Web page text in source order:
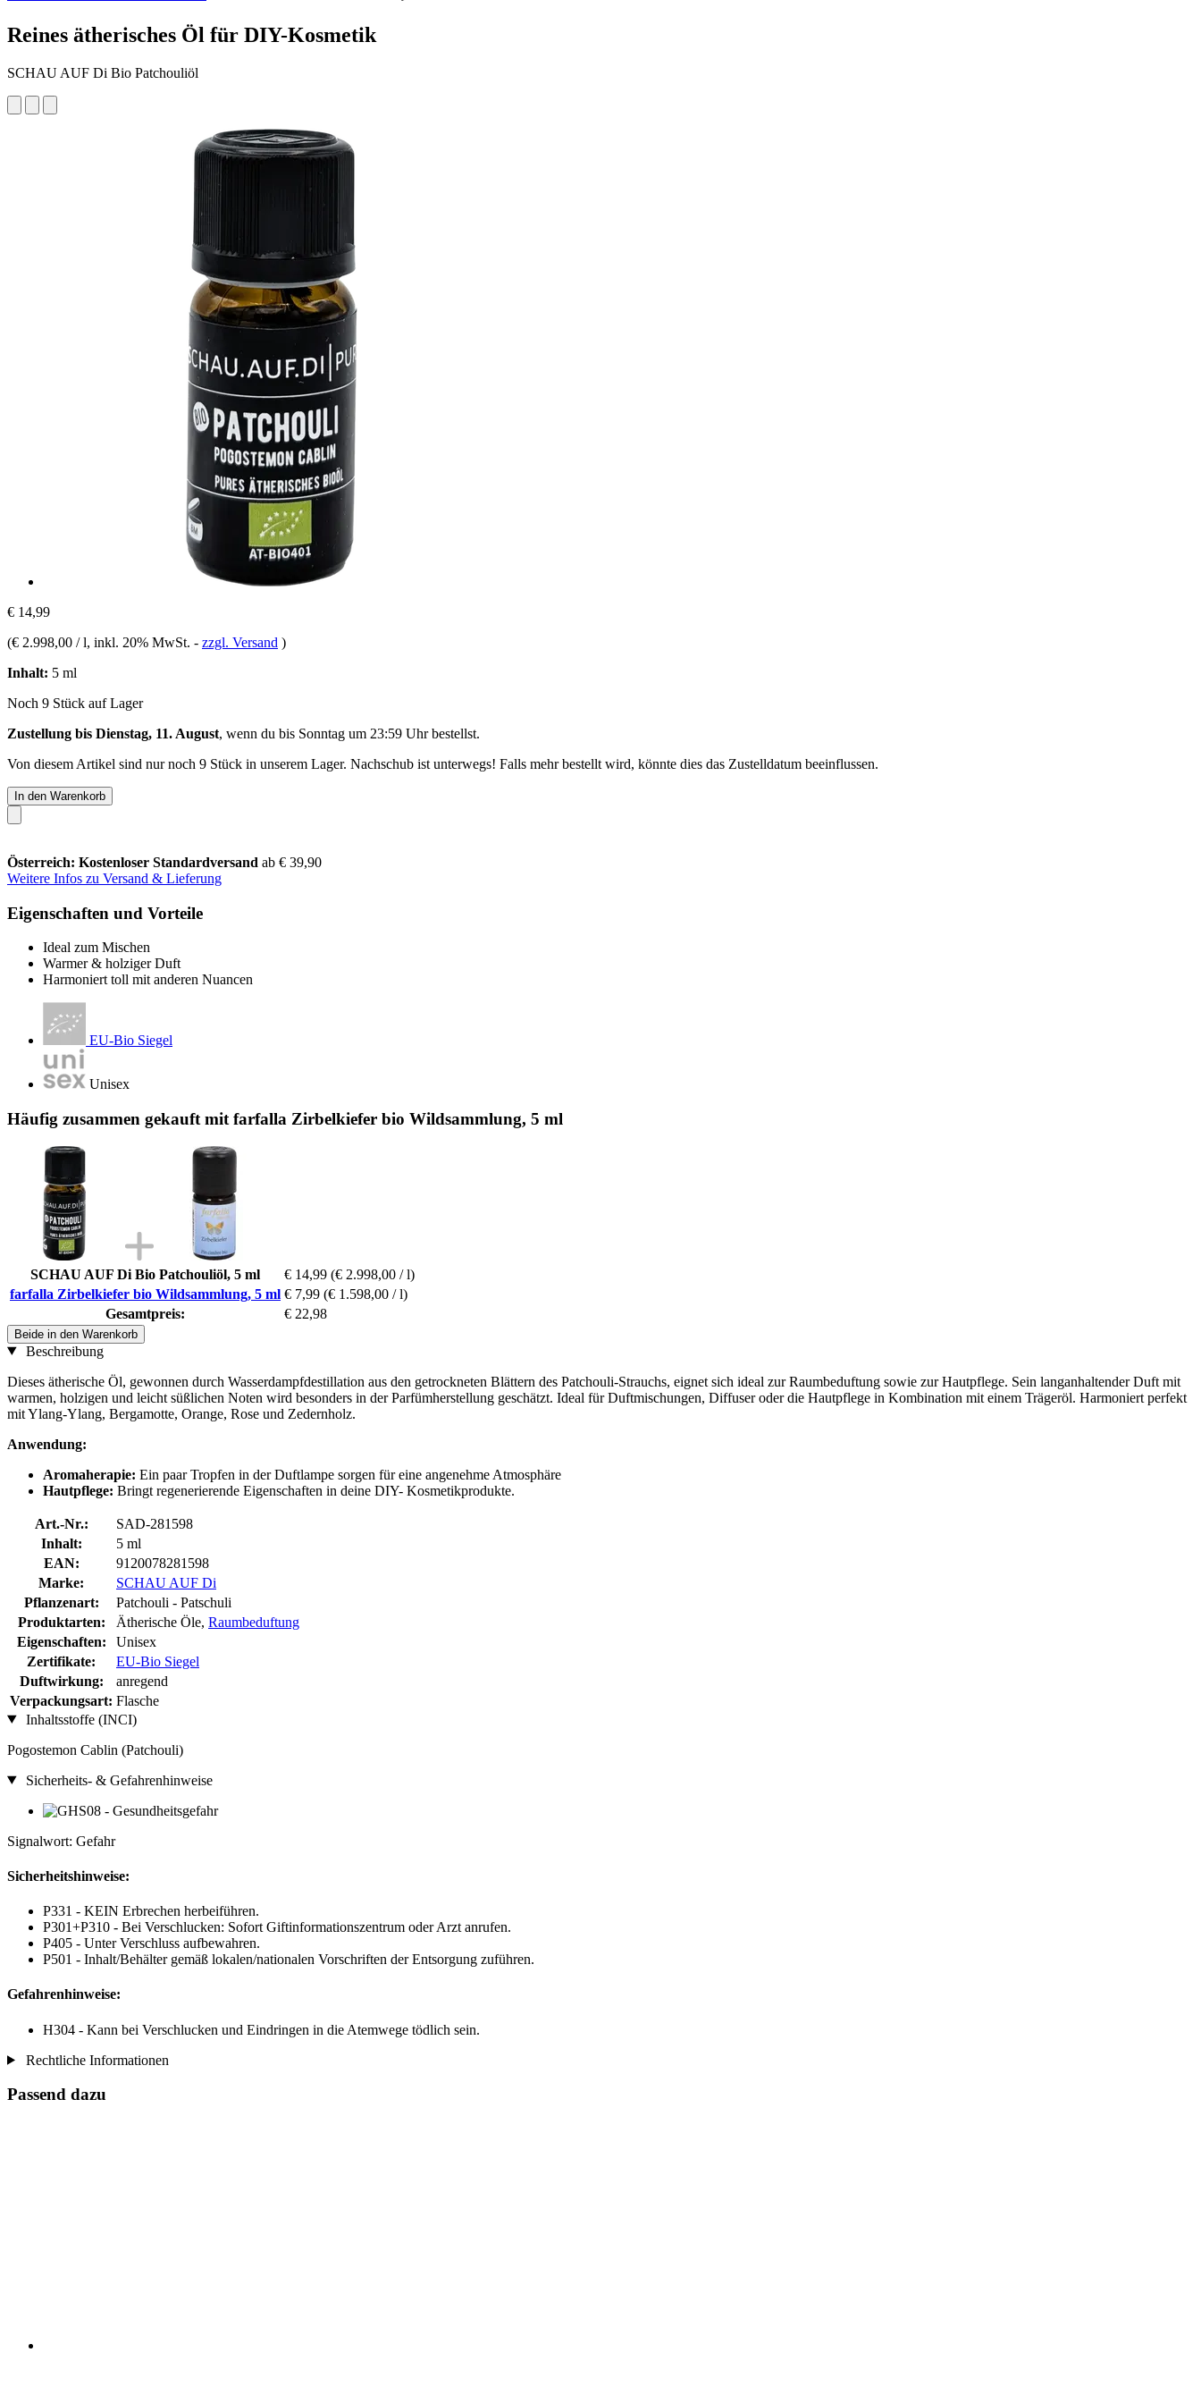
Reines ätherisches Öl für DIY-Kosmetik
SCHAU AUF Di Bio Patchouliöl
€ 14,99
(€ 2.998,00 / l, inkl. 20% MwSt. - zzgl. Versand )
Inhalt: 5 ml
Noch 9 Stück auf Lager
Zustellung bis Dienstag, 11. August, wenn du bis Sonntag um 23:59 Uhrbestellst.
Von diesem Artikel sind nur noch 9 Stück in unserem Lager. Nachschub ist unterwegs! Falls mehr bestellt wird, könnte dies das Zustelldatum beeinflussen.
In den Warenkorb
Österreich: Kostenloser Standardversand ab € 39,90
Weitere Infos zu Versand & Lieferung
Eigenschaften und Vorteile
Ideal zum Mischen
Warmer & holziger Duft
Harmoniert toll mit anderen Nuancen
EU-Bio Siegel
Unisex
Häufig zusammen gekauft mit farfalla Zirbelkiefer bio Wildsammlung, 5 ml
SCHAU AUF Di Bio Patchouliöl, 5 ml € 14,99 (€ 2.998,00 / l)
farfalla Zirbelkiefer bio Wildsammlung, 5 ml € 7,99 (€ 1.598,00 / l)
Gesamtpreis:
€ 22,98
Beide in den Warenkorb
Beschreibung
Dieses ätherische Öl, gewonnen durch Wasserdampfdestillation aus den getrockneten Blättern des Patchouli-Strauchs, eignet sich ideal zur Raumbeduftung sowie zur Hautpflege. Sein langanhaltender Duft mit
warmen, holzigen und leicht süßlichen Noten wird besonders in der Parfümherstellung geschätzt. Ideal für Duftmischungen, Diffuser oder die Hautpflege in Kombination mit einem Trägeröl. Harmoniert perfekt
mit Ylang-Ylang, Bergamotte, Orange, Rose und Zedernholz.
Anwendung:
Aromaherapie: Ein paar Tropfen in der Duftlampe sorgen für eine angenehme Atmosphäre
Hautpflege: Bringt regenerierende Eigenschaften in deine DIY- Kosmetikprodukte.
Art.-Nr.:
SAD-281598
Inhalt:
5 ml
EAN:
9120078281598
Marke:
SCHAU AUF Di
Pflanzenart:
Patchouli - Patschuli
Produktarten:
Ätherische Öle, Raumbeduftung
Eigenschaften:
Unisex
Zertifikate:
EU-Bio Siegel
Duftwirkung:
anregend
Verpackungsart: Flasche
Inhaltsstoffe (INCI)
Pogostemon Cablin (Patchouli)
Sicherheits- & Gefahrenhinweise
Signalwort: Gefahr
Sicherheitshinweise:
P331 - KEIN Erbrechen herbeiführen.
P301+P310 - Bei Verschlucken: Sofort Giftinformationszentrum oder Arzt anrufen.
P405 - Unter Verschluss aufbewahren.
P501 - Inhalt/Behälter gemäß lokalen/nationalen Vorschriften der Entsorgung zuführen.
Gefahrenhinweise:
H304 - Kann bei Verschlucken und Eindringen in die Atemwege tödlich sein.
Rechtliche Informationen
Passend dazu